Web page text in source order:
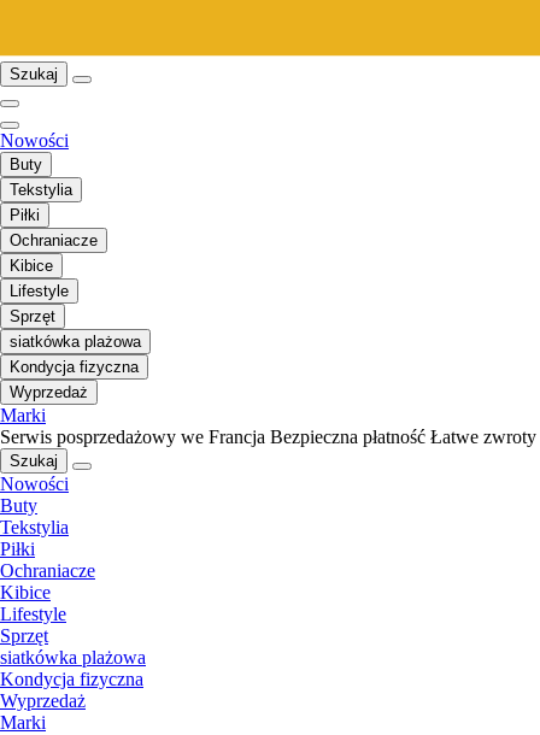
Szukaj
Nowości
Buty
Tekstylia
Piłki
Ochraniacze
Kibice
Lifestyle
Sprzęt
siatkówka plażowa
Kondycja fizyczna
Wyprzedaż
Marki
Serwis posprzedażowy we Francja Bezpieczna płatność Łatwe zwroty
Szukaj
Nowości
Buty
Tekstylia
Piłki
Ochraniacze
Kibice
Lifestyle
Sprzęt
siatkówka plażowa
Kondycja fizyczna
Wyprzedaż
Marki